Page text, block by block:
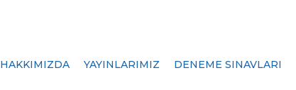
HAKKIMIZDA YAYINLARIMIZ DENEME SINAVLARI